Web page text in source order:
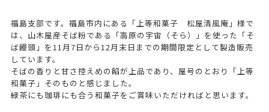
福島支部です。福島市内にある「上等和菓子 松屋清風庵」様で
は、山木屋産そば粉である「高原の宇宙（そら）」を使った「そ
ば饅頭」を11月7日から12月末日までの期間限定として製造販売
しています。
そばの香りと甘さ控えめの餡が上品であり、屋号のとおり「上等
和菓子」そのものと感じました。
緑茶にも珈琲にも合う和菓子をご賞味いただければと思います。